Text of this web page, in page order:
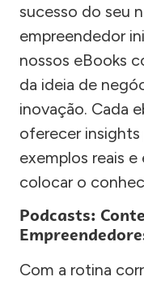
sucesso do seu
empreendedor
nossos eBooks
da ideia de
inovação. Cada
oferecer insights
exemplos reais
colocar o
Podcasts:
Com a rotina